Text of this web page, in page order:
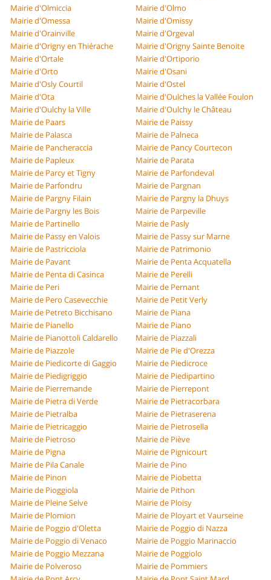
Mairie d'Olmiccia
Mairie d'Olmo
Mairie d'Omessa
Mairie d'Omissy
Mairie d'Orainville
Mairie d'Orgeval
Mairie d'Origny en Thiérache
Mairie d'Origny Sainte Benoite
Mairie d'Ortale
Mairie d'Ortiporio
Mairie d'Orto
Mairie d'Osani
Mairie d'Osly Courtil
Mairie d'Ostel
Mairie d'Ota
Mairie d'Oulches la Vallée Foulon
Mairie d'Oulchy la Ville
Mairie d'Oulchy le Château
Mairie de Paars
Mairie de Paissy
Mairie de Palasca
Mairie de Palneca
Mairie de Pancheraccia
Mairie de Pancy Courtecon
Mairie de Papleux
Mairie de Parata
Mairie de Parcy et Tigny
Mairie de Parfondeval
Mairie de Parfondru
Mairie de Pargnan
Mairie de Pargny Filain
Mairie de Pargny la Dhuys
Mairie de Pargny les Bois
Mairie de Parpeville
Mairie de Partinello
Mairie de Pasly
Mairie de Passy en Valois
Mairie de Passy sur Marne
Mairie de Pastricciola
Mairie de Patrimonio
Mairie de Pavant
Mairie de Penta Acquatella
Mairie de Penta di Casinca
Mairie de Perelli
Mairie de Peri
Mairie de Pernant
Mairie de Pero Casevecchie
Mairie de Petit Verly
Mairie de Petreto Bicchisano
Mairie de Piana
Mairie de Pianello
Mairie de Piano
Mairie de Pianottoli Caldarello
Mairie de Piazzali
Mairie de Piazzole
Mairie de Pie d'Orezza
Mairie de Piedicorte di Gaggio
Mairie de Piedicroce
Mairie de Piedigriggio
Mairie de Piedipartino
Mairie de Pierremande
Mairie de Pierrepont
Mairie de Pietra di Verde
Mairie de Pietracorbara
Mairie de Pietralba
Mairie de Pietraserena
Mairie de Pietricaggio
Mairie de Pietrosella
Mairie de Pietroso
Mairie de Piève
Mairie de Pigna
Mairie de Pignicourt
Mairie de Pila Canale
Mairie de Pino
Mairie de Pinon
Mairie de Piobetta
Mairie de Pioggiola
Mairie de Pithon
Mairie de Pleine Selve
Mairie de Ploisy
Mairie de Plomion
Mairie de Ployart et Vaurseine
Mairie de Poggio d'Oletta
Mairie de Poggio di Nazza
Mairie de Poggio di Venaco
Mairie de Poggio Marinaccio
Mairie de Poggio Mezzana
Mairie de Poggiolo
Mairie de Polveroso
Mairie de Pommiers